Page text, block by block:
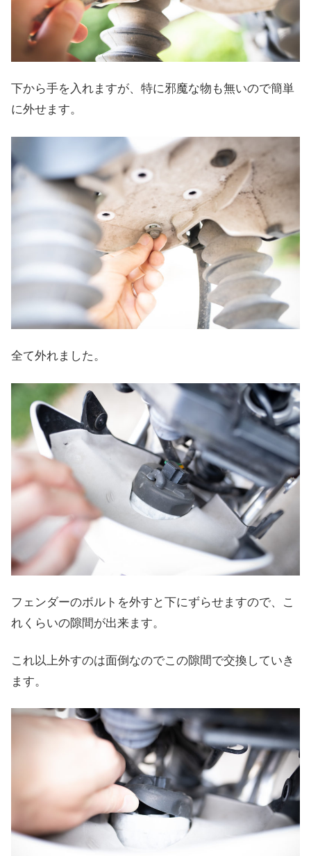
下から手を入れますが、特に邪魔な物も無いので簡単
に外せます。
全て外れました。
フェンダーのボルトを外すと下にずらせますので、こ
れくらいの隙間が出来ます。
これ以上外すのは面倒なのでこの隙間で交換していき
ます。